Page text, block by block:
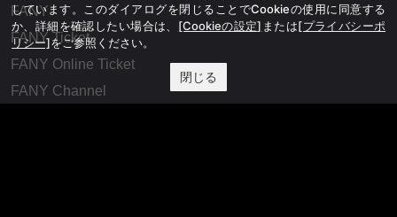
FANY
FANY Ticket
FANY Online Ticket
FANY Channel
しています。このダイアログを閉じることでCookieの使用に同意する
か、詳細を確認したい場合は、 [Cookieの設定] または[プライバシーポ
リシー]をご参照ください。
閉じる